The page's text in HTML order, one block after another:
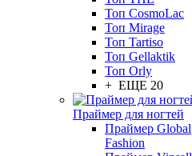
Топ CosmoLac
Топ Mirage
Топ Tartiso
Топ Gellaktik
Топ Orly
+ ЕЩЕ 20
Праймер для ногтей
Праймер Global
Fashion